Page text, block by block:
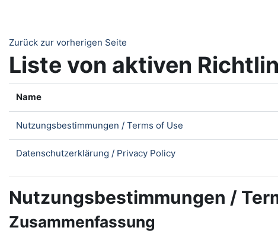
Zurück zur vorherigen Seite
Liste von aktiven
Name
Nutzungsbestimmungen / Terms of Use
Datenschutzerklärung / Privacy Policy
Nutzungsbestimmungen /
Zusammenfassung